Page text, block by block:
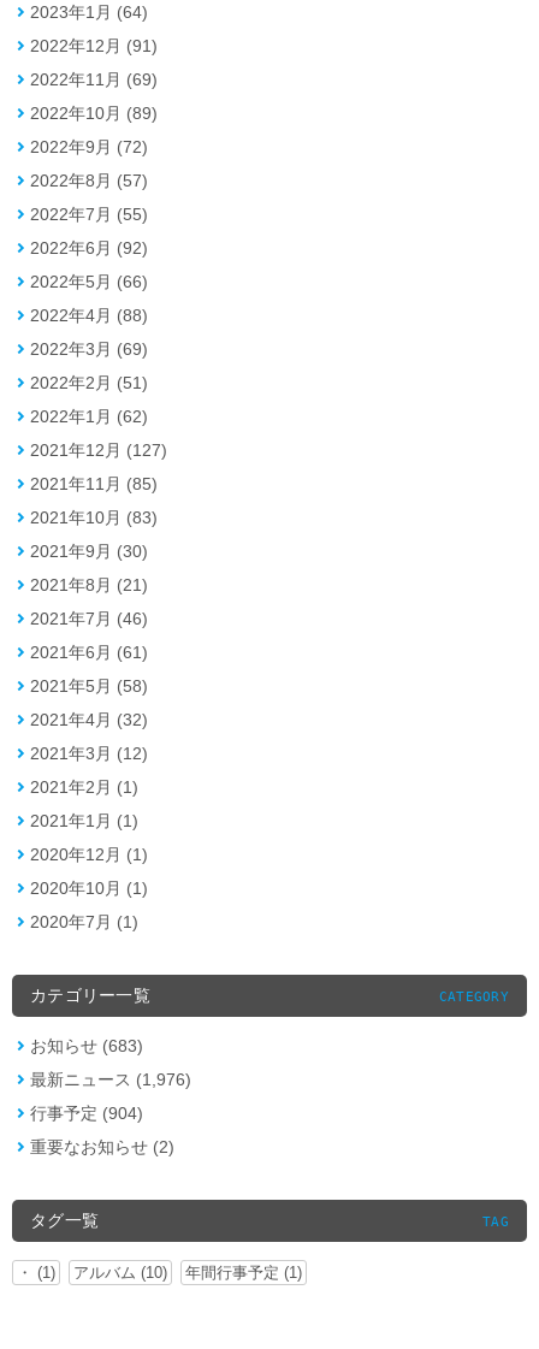
2023年1月 (64)
2022年12月 (91)
2022年11月 (69)
2022年10月 (89)
2022年9月 (72)
2022年8月 (57)
2022年7月 (55)
2022年6月 (92)
2022年5月 (66)
2022年4月 (88)
2022年3月 (69)
2022年2月 (51)
2022年1月 (62)
2021年12月 (127)
2021年11月 (85)
2021年10月 (83)
2021年9月 (30)
2021年8月 (21)
2021年7月 (46)
2021年6月 (61)
2021年5月 (58)
2021年4月 (32)
2021年3月 (12)
2021年2月 (1)
2021年1月 (1)
2020年12月 (1)
2020年10月 (1)
2020年7月 (1)
カテゴリー一覧 CATEGORY
お知らせ (683)
最新ニュース (1,976)
行事予定 (904)
重要なお知らせ (2)
タグ一覧 TAG
・ (1) アルバム (10) 年間行事予定 (1)